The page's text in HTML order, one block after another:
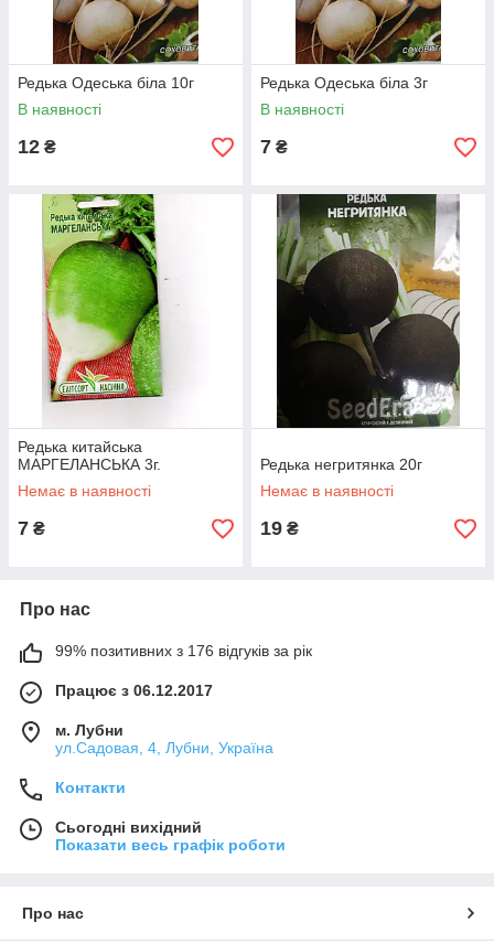
Редька Одеська біла 10г
В наявності
12 ₴
Редька Одеська біла 3г
В наявності
7 ₴
Редька китайська
МАРГЕЛАНСЬКА 3г.
Немає в наявності
7 ₴
Редька негритянка 20г
Немає в наявності
19 ₴
Про нас
99% позитивних з 176 відгуків за рік
Працює з 06.12.2017
м. Лубни
ул.Садовая, 4, Лубни, Україна
Контакти
Сьогодні вихідний
Показати весь графік роботи
Про нас